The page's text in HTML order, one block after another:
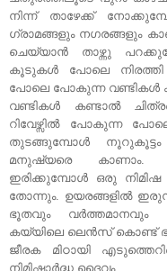
നിന്ന് താഴേക്ക്‌
ഗ്രാമങ്ങളും നഗരങ്ങളും
ചെയ്യാന്‍ താഴ്ന്നു
കൂടുകള്‍ പോലെ നിരത്തി
പോലെ പോകുന്ന വണ്ടികള്‍
വണ്ടികള്‍ കണ്ടാല്‍
റിവേഴ്സില്‍ പോകുന്ന
തുടങ്ങുമ്പോള്‍ നൂറുകൂട്ടം
മനുഷ്യരെ കാണാം.
ഇരിക്കുമ്പോള്‍ ഒരു
തോന്നും. ഉയരങ്ങളില്‍
ഭൂതവും വര്‍ത്തമാനവും
കയ്യിലെ ലെന്‍സ് കൊണ്ട്
ജീരക മിഠായി
നിമിഷാര്‍ദ്ധ ദൈവം.